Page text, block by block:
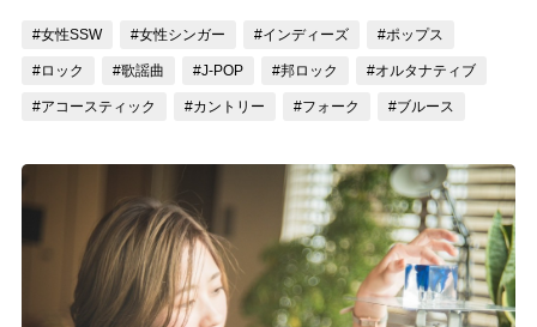
お問い合わせ
記事リクエスト
ログイン
LINK
muevoクラウドファンディング
#女性SSW #女性シンガー #インディーズ #ポップス
#ロック #歌謡曲 #J-POP #邦ロック #オルタナティブ
#アコースティック #カントリー #フォーク #ブルース